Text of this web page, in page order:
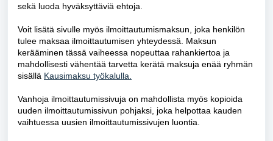
sekä luoda hyväksyttäviä ehtoja.
Voit lisätä sivulle myös ilmoittautumismaksun, joka henkilön
tulee maksaa ilmoittautumisen yhteydessä. Maksun
kerääminen tässä vaiheessa nopeuttaa rahankiertoa ja
mahdollisesti vähentää tarvetta kerätä maksuja enää ryhmän
sisällä Kausimaksu työkalulla.
Vanhoja ilmoittautumissivuja on mahdollista myös kopioida
uuden ilmoittautumissivun pohjaksi, joka helpottaa kauden
vaihtuessa uusien ilmoittautumissivujen luontia.